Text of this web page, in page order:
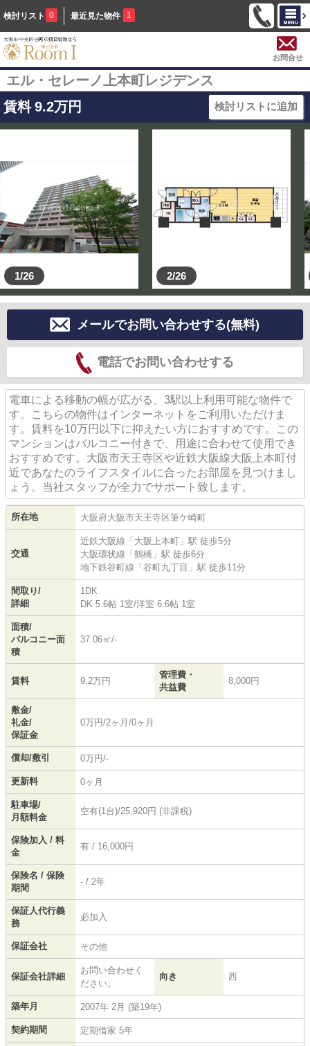
検討リスト 0 最近見た物件 1
お問合せ
エル・セレーノ上本町レジデンス
賃料 9.2万円 検討リストに追加
1/26 2/26
メールでお問い合わせする(無料)
電話でお問い合わせする
電車による移動の幅が広がる、3駅以上利用可能な物件で
す。こちらの物件はインターネットをご利用いただけま
す。賃料を10万円以下に抑えたい方におすすめです。この
マンションはバルコニー付きで、用途に合わせて使用でき
おすすめです。大阪市天王寺区や近鉄大阪線大阪上本町付
近であなたのライフスタイルに合ったお部屋を見つけまし
ょう。当社スタッフが全力でサポート致します。
所在地 大阪府大阪市天王寺区筆ケ崎町
交通
近鉄大阪線 「 大阪上本町 」駅 徒歩5分
大阪環状線 「 鶴橋 」駅 徒歩6分
地下鉄谷町線 「 谷町九丁目 」駅 徒歩11分
間取り/
詳細
1DK
DK 5.6帖 1室/洋室 6.6帖 1室
面積/
バルコニー面
積
37.06㎡/-
賃料 9.2万円
管理費・
共益費
8,000円
敷金/
礼金/
保証金
0万円/2ヶ月/0ヶ月
償却/敷引 0万円/-
更新料 0ヶ月
駐車場/
月額料金
空有(1台)/25,920円 (非課税)
保険加入 / 料
金
有 / 16,000円
保険名 / 保険
期間
- / 2年
保証人代行義
務
必加入
保証会社 その他
保証会社詳細
お問い合わせく
ださい。
向き 西
築年月 2007年 2月 (築19年)
契約期間 定期借家 5年